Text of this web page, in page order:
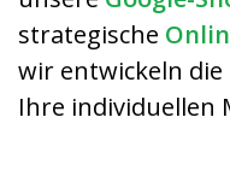
strategische
wir entwickeln
Ihre individuellen